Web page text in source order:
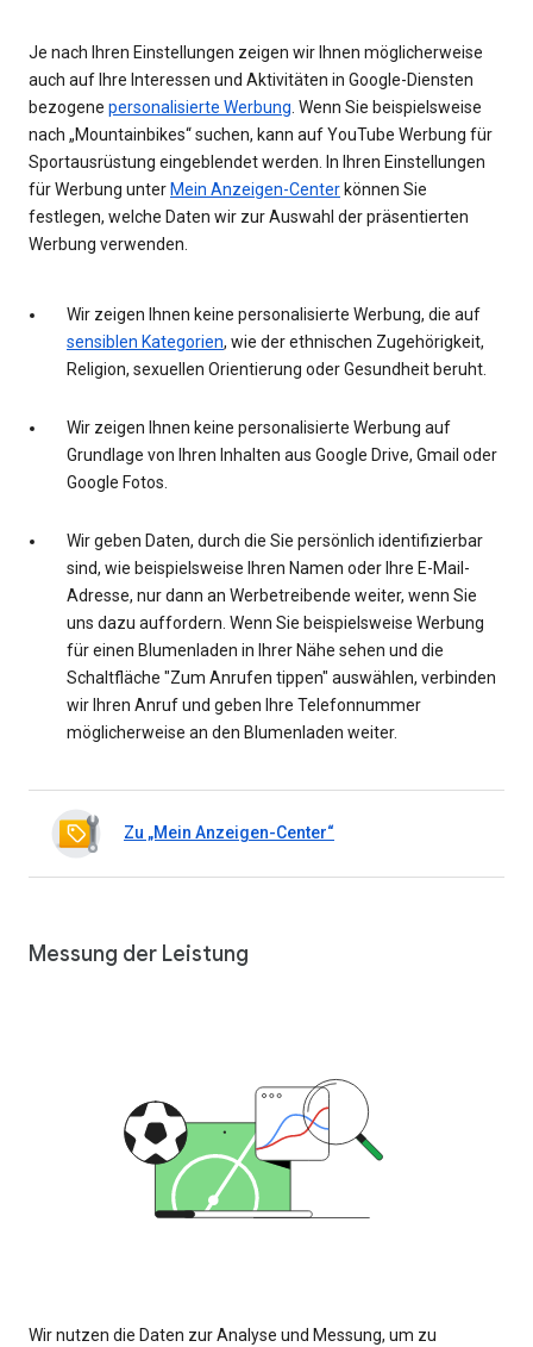
Je nach Ihren Einstellungen zeigen wir Ihnen möglicherweise
auch auf Ihre Interessen und Aktivitäten in Google-Diensten
bezogene personalisierte Werbung . Wenn Sie beispielsweise
nach „Mountainbikes“ suchen, kann auf YouTube Werbung für
Sportausrüstung eingeblendet werden. In Ihren Einstellungen
für Werbung unterMein Anzeigen-Centerkönnen Sie
festlegen, welche Daten wir zur Auswahl der präsentierten
Werbung verwenden.
Wir zeigen Ihnen keine personalisierte Werbung, die auf
sensiblen Kategorien, wie der ethnischen Zugehörigkeit,
Religion, sexuellen Orientierung oder Gesundheit beruht.
Wir zeigen Ihnen keine personalisierte Werbung auf
Grundlage von Ihren Inhalten aus Google Drive, Gmail oder
Google Fotos.
Wir geben Daten, durch die Sie persönlich identifizierbar
sind, wie beispielsweise Ihren Namen oder Ihre E-Mail-
Adresse, nur dann an Werbetreibende weiter, wenn Sie
uns dazu auffordern. Wenn Sie beispielsweise Werbung
für einen Blumenladen in Ihrer Nähe sehen und die
Schaltfläche "Zum Anrufen tippen" auswählen, verbinden
wir Ihren Anruf und geben Ihre Telefonnummer
möglicherweise an den Blumenladen weiter.
Zu „Mein Anzeigen-Center“
Messung der Leistung
Wir nutzen die Daten zur Analyse und Messung, um zu